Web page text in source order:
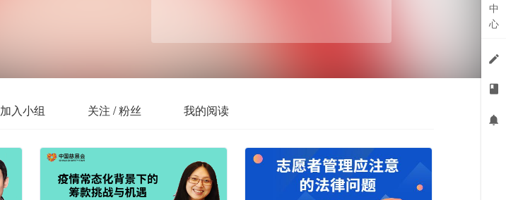
加入小组 关注 / 粉丝 我的阅读
中
心